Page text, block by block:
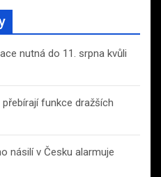
nutná do 11. srpna kvůli
funkce dražších
násilí v Česku alarmuje